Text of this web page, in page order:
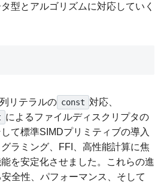
型とアルゴリズムに対応していく
リテラルの const 対応、
によるファイルディスクリプタの
て標準SIMDプリミティブの導入
ラミング、FFI、高性能計算に焦
を安定化させました。これらの進
全性、パフォーマンス、そして